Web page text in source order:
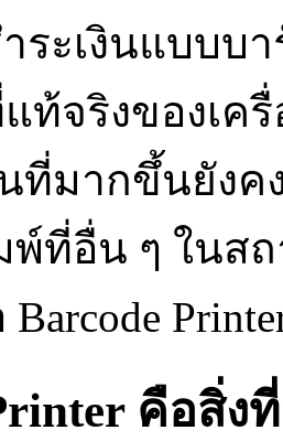
ระเงินแบบบ
ท้จริงของเค
ที่มากขึ้นยังค
พ์ที่อื่น ๆ ในส
คือสิ่ง